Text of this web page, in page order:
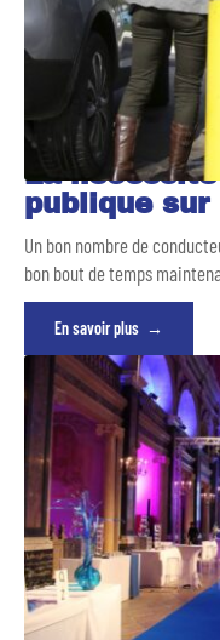
La nécessité
publique sur
Un bon nombre de
bon bout de temps
En savoir plus